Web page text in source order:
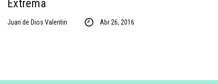
Extrema
Juan de Dios Valentin Abr 26, 2016